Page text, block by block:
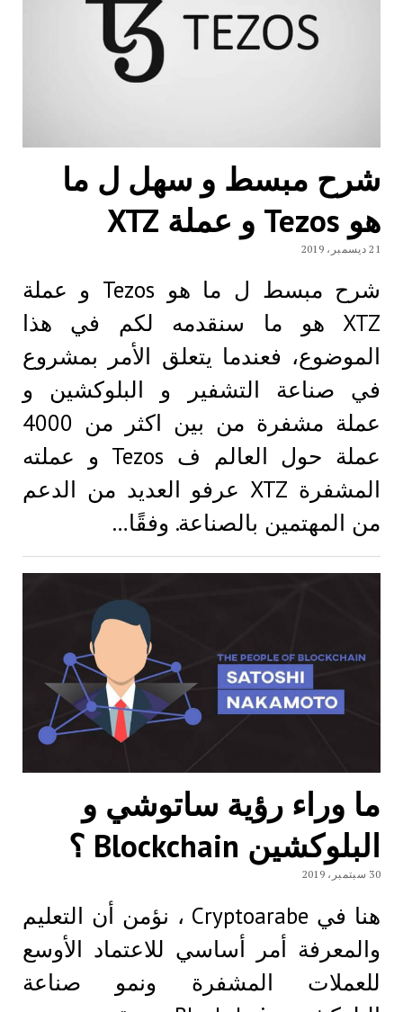
شرح مبسط و سهل ل ما
هو Tezos و عملة XTZ
21 ديسمبر، 2019
شرح مبسط ل ما هو Tezos و عملة
XTZ هو ما سنقدمه لكم في هذا
الموضوع، فعندما يتعلق الأمر بمشروع
في صناعة التشفير و البلوكشين و
عملة مشفرة من بين اكثر من 4000
عملة حول العالم ف Tezos و عملته
المشفرة XTZ عرفو العديد من الدعم
من المهتمين بالصناعة. وفقًا…
ما وراء رؤية ساتوشي و
البلوكشين Blockchain ؟
30 سبتمبر، 2019
هنا في Cryptoarabe ، نؤمن أن التعليم
والمعرفة أمر أساسي للاعتماد الأوسع
للعملات المشفرة ونمو صناعة